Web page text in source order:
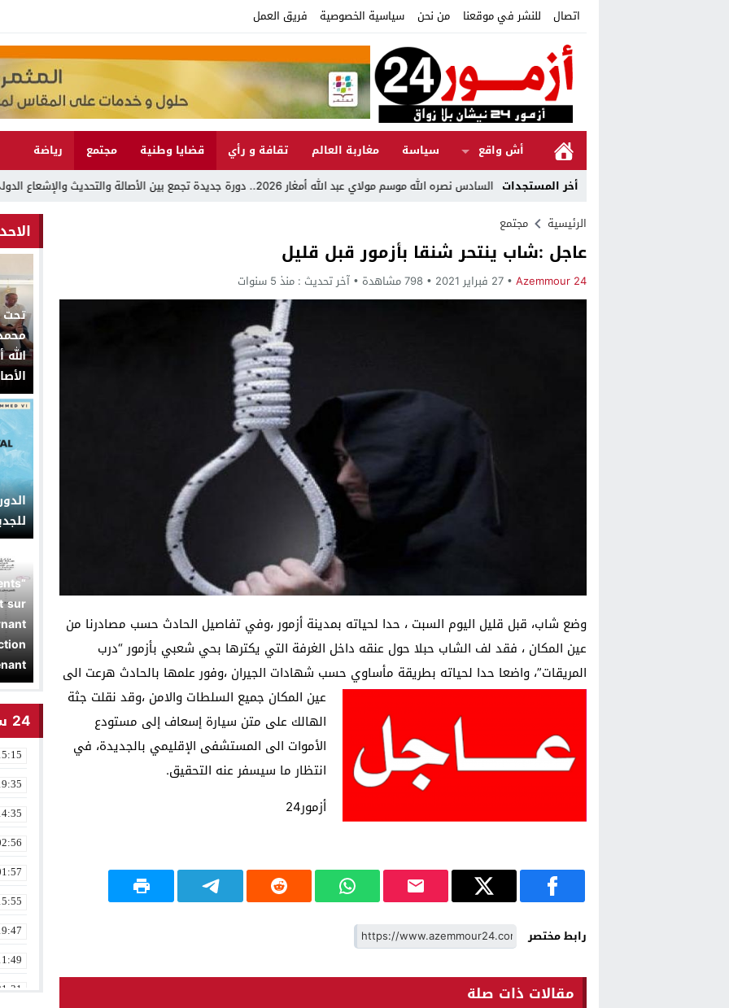
اتصال للنشر في موقعنا من نحن سياسية الخصوصية فريق العمل
أش واقع سياسة مغاربة العالم تقافة و رأي قضايا وطنية مجتمع
رياضة
أخر المستجدات
السامية لصاحب الجلالة الملك محمد السادس نصره الله موسم مولاي عبد الله أمغار 2026.. دورة جديدة تجمع بين الأصالة والتحديث والإشعاع الدولي
الرئيسية
مجتمع
عاجل :شاب ينتحر شنقا بأزمور قبل قليل
Azemmour 24 27 فبراير 2021 798 مشاهدة آخر تحديث : منذ 5 سنوات
وضع شاب، قبل قليل اليوم السبت ، حدا لحياته بمدينة أزمور ،وفي تفاصيل الحادث حسب مصادرنا من
عين المكان ، فقد لف الشاب حبلا حول عنقه داخل الغرفة التي يكترها بحي شعبي بأزمور “درب
المريقات”، واضعا حدا لحياته بطريقة مأساوي حسب شهادات الجيران ،وفور علمها بالحادث هرعت الى
عين المكان جميع السلطات والامن ،وقد نقلت جثة
الهالك على متن سيارة إسعاف إلى مستودع
الأموات الى المستشفى الإقليمي بالجديدة، في
انتظار ما سيسفر عنه التحقيق.
أزمور24
رابط مختصر
مقالات ذات صلة
تحت
للجديدة
sur
24 ساعة